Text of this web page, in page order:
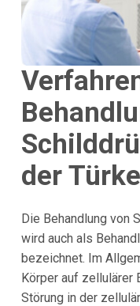
der
Die Behandlung von
wird auch als
bezeichnet. Im
Körper auf zellulärer
Störung in der